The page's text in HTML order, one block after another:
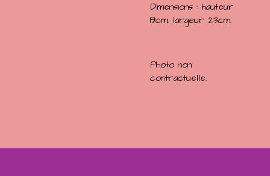
Dimensions : hauteur
19cm, largeur 23cm.
Photo non
contractuelle.